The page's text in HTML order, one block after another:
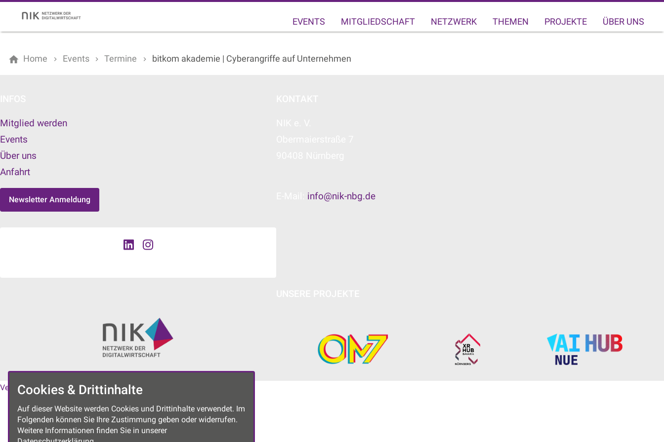
EVENTS MITGLIEDSCHAFT NETZWERK THEMEN PROJEKTE ÜBER UNS
Home Events Termine bitkom akademie | Cyberangriffe auf Unternehmen
Mitglied werden
Events
Über uns
Anfahrt
Newsletter Anmeldung info@nik-nbg.de
Vereinssatzung|Datenschutzerklärung|
Cookies & Drittinhalte
Auf dieser Website werden Cookies und Drittinhalte verwendet. Im
Folgenden können Sie Ihre Zustimmung geben oder widerrufen.
Weitere Informationen finden Sie in unserer